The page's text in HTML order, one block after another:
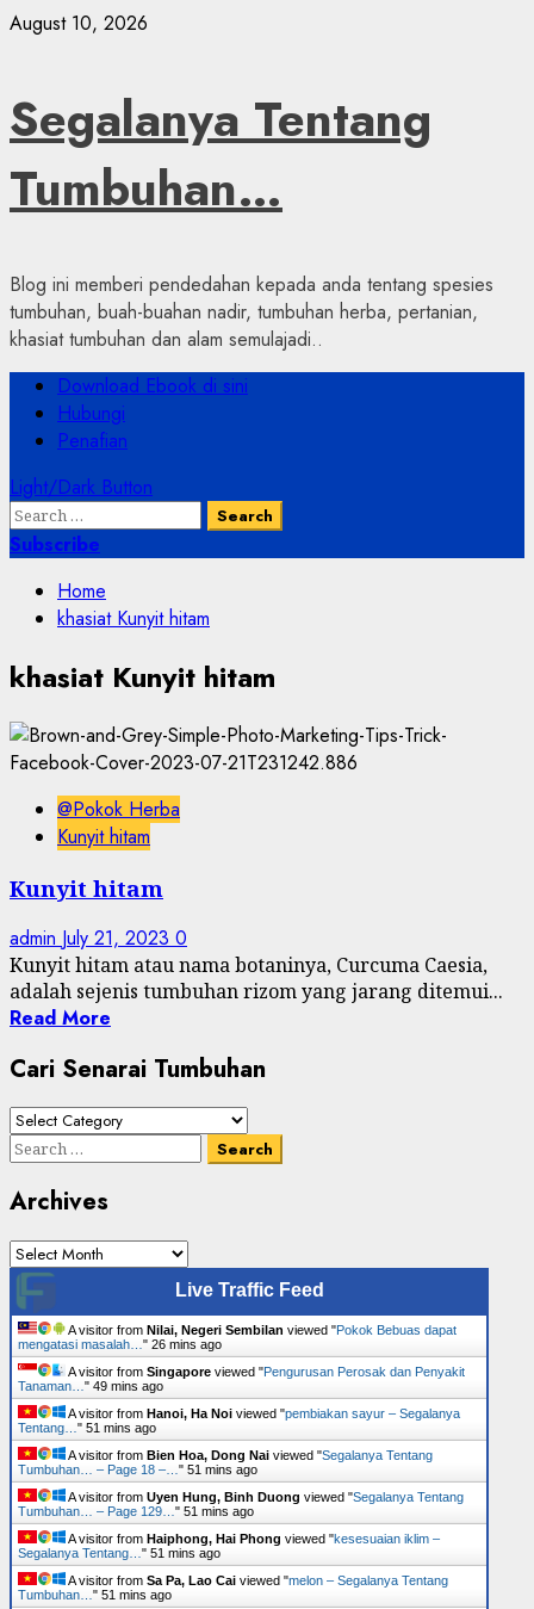
Skip
August 10, 2026
Segalanya Tentang
Tumbuhan…
Blog ini memberi pendedahan kepada anda tentang spesies
tumbuhan, buah-buahan nadir, tumbuhan herba, pertanian,
khasiat tumbuhan dan alam semulajadi..
Primary
Menu
Download Ebook di sini
Hubungi
Penafian
Light/Dark Button
Search
for:
Subscribe
Home
khasiat Kunyit hitam
khasiat Kunyit hitam
@Pokok Herba
Kunyit hitam
Kunyit hitam
admin July 21, 2023 0
Kunyit hitam atau nama botaninya, Curcuma Caesia,
adalah sejenis tumbuhan rizom yang jarang ditemui...
Read More
Cari Senarai Tumbuhan
Cari
Senarai
Search
Archives
Archives
Live Traffic Feed
A visitor from Nilai, Negeri Sembilan viewed "Pokok Bebuas dapat
mengatasi masalah… " 26 mins ago
A visitor from Singapore viewed "Pengurusan Perosak dan Penyakit
Tanaman… " 49 mins ago
A visitor from Hanoi, Ha Noi viewed "pembiakan sayur – Segalanya
Tentang… " 51 mins ago
A visitor from Bien Hoa, Dong Nai viewed "Segalanya Tentang
Tumbuhan… – Page 18 –… " 51 mins ago
A visitor from Uyen Hung, Binh Duong viewed "Segalanya Tentang
Tumbuhan… – Page 129… " 51 mins ago
A visitor from Haiphong, Hai Phong viewed "kesesuaian iklim –
Segalanya Tentang… " 51 mins ago
A visitor from Sa Pa, Lao Cai viewed "melon – Segalanya Tentang
Tumbuhan… " 51 mins ago